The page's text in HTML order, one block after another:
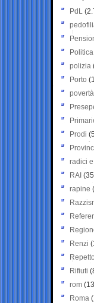
PdL
Politica
polizia
Porto
povertà
Prodi
radici
RAI
rapine
Renzi
Repetto
Rifiuti
rom
Roma